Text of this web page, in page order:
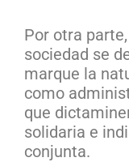
Por otra
sociedad se
marque la
como
que
solidaria e
conjunta.